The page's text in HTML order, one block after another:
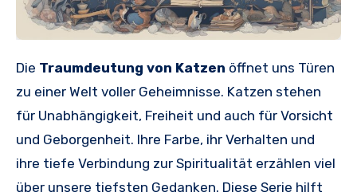
Die Traumdeutung von Katzen öffnet uns Türen
zu einer Welt voller Geheimnisse. Katzen stehen
für Unabhängigkeit, Freiheit und auch für Vorsicht
und Geborgenheit. Ihre Farbe, ihr Verhalten und
ihre tiefe Verbindung zur Spiritualität erzählen viel
über unsere tiefsten Gedanken. Diese Serie hilft